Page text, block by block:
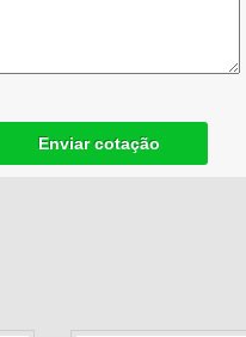
Enviar cotação